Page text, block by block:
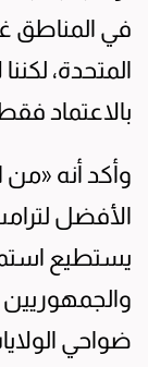
في المناطق
المتحدة،
بالاعتماد
وأكد أنه «من
الأفضل
يستطيع
ضواحي